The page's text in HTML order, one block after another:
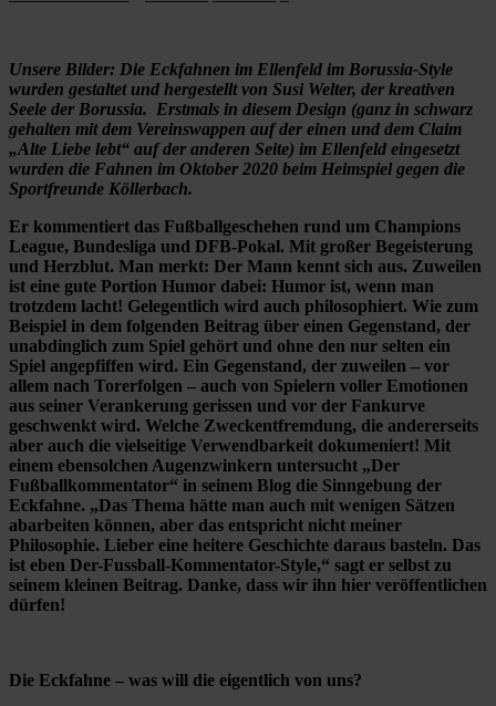
Unsere Bilder: Die Eckfahnen im Ellenfeld im Borussia-Style
wurden gestaltet und hergestellt von Susi Welter, der kreativen
Seele der Borussia. Erstmals in diesem Design (ganz in schwarz
gehalten mit dem Vereinswappen auf der einen und dem Claim
„Alte Liebe lebt“ auf der anderen Seite) im Ellenfeld eingesetzt
wurden die Fahnen im Oktober 2020 beim Heimspiel gegen die
Sportfreunde Köllerbach.
Er kommentiert das Fußballgeschehen rund um Champions
League, Bundesliga und DFB-Pokal. Mit großer Begeisterung
und Herzblut. Man merkt: Der Mann kennt sich aus. Zuweilen
ist eine gute Portion Humor dabei: Humor ist, wenn man
trotzdem lacht! Gelegentlich wird auch philosophiert. Wie zum
Beispiel in dem folgenden Beitrag über einen Gegenstand, der
unabdinglich zum Spiel gehört und ohne den nur selten ein
Spiel angepfiffen wird. Ein Gegenstand, der zuweilen – vor
allem nach Torerfolgen – auch von Spielern voller Emotionen
aus seiner Verankerung gerissen und vor der Fankurve
geschwenkt wird. Welche Zweckentfremdung, die andererseits
aber auch die vielseitige Verwendbarkeit dokumeniert! Mit
einem ebensolchen Augenzwinkern untersucht „Der
Fußballkommentator“ in seinem Blog die Sinngebung der
Eckfahne. „Das Thema hätte man auch mit wenigen Sätzen
abarbeiten können, aber das entspricht nicht meiner
Philosophie. Lieber eine heitere Geschichte daraus basteln. Das
ist eben Der-Fussball-Kommentator-Style,“ sagt er selbst zu
seinem kleinen Beitrag. Danke, dass wir ihn hier veröffentlichen
dürfen!
Die Eckfahne – was will die eigentlich von uns?